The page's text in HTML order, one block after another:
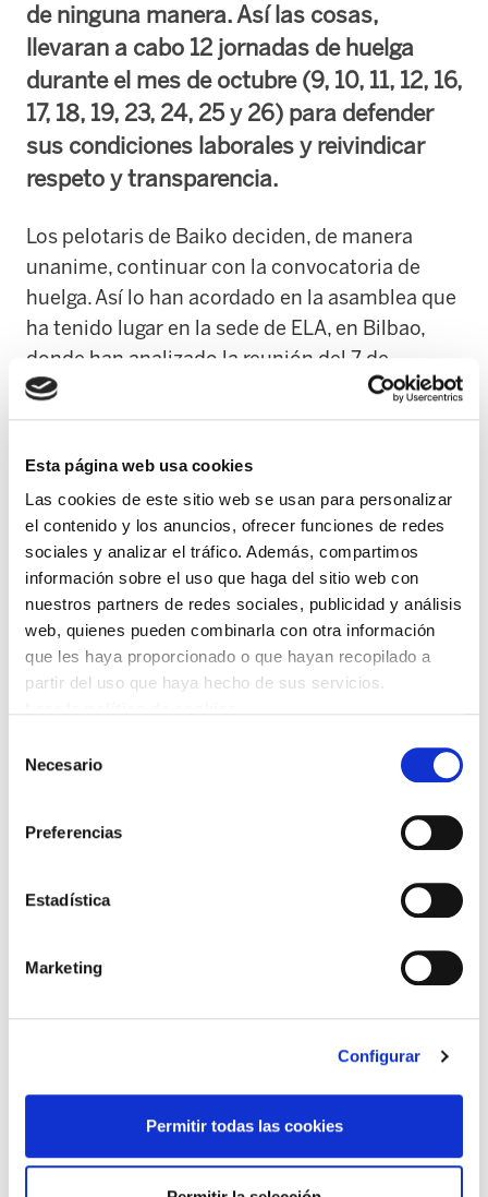
Esta página web usa cookies
Las cookies de este sitio web se usan para personalizar
el contenido y los anuncios, ofrecer funciones de redes
sociales y analizar el tráfico. Además, compartimos
información sobre el uso que haga del sitio web con
nuestros partners de redes sociales, publicidad y análisis
web, quienes pueden combinarla con otra información
que les haya proporcionado o que hayan recopilado a
partir del uso que haya hecho de sus servicios.
Necesario
Preferencias
Estadística
Marketing
Configurar
Permitir todas las cookies
de ninguna manera. Así las cosas,
llevaran a cabo 12 jornadas de huelga
durante el mes de octubre (9, 10, 11, 12, 16,
17, 18, 19, 23, 24, 25 y 26) para defender
sus condiciones laborales y reivindicar
respeto y transparencia.
Los pelotaris de Baiko deciden, de manera
unanime, continuar con la convocatoria de
huelga. Así lo han acordado en la asamblea que
ha tenido lugar en la sede de ELA, en Bilbao,
donde han analizado la reunión del 7 de
octubre con la empresa Baiko Kirola. La
respuesta ha sido rotunda por parte de todos
sigue adelante.
Consideran “inaccetables” tanto la actitud
mostrada por la empresa Baiko en la reunión,
como las declaraciones públicas realizadas por
José Ramón Garay. Afirman que dichas
declaraciones solo confirman que el objeto de
la reunión, por parte de la empresa, ningún
negociadora con las manos vacías; quedó en
evidencia la nula voluntad para llegar a un
cuenta ni una sola de las reivindicaciones
planteadas por los pelotaris, y que se limitara a
afirmar que está dispuesta a emprender un
“proceso de reflexión”. Ante esta posición, y
información económica que se le reclama, en
las relaciones mercantiles existentes entre las